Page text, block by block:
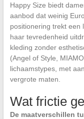
Happy Size biedt
aanbod dat weinig
positionering trekt een
haar tevredenheid
kleding zonder
(Angel of Style,
lichaamstypes, met
vergrote maten.
Wat frictie
De maatverschillen